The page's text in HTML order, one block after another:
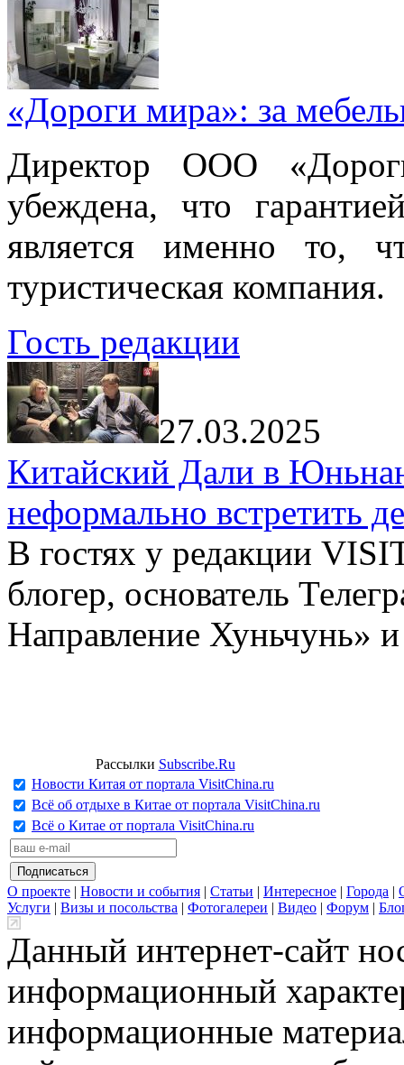
«Дороги мира»: за
Директор ООО
убеждена, что
является именно то,
туристическая компания.
Гость редакции
27.03.2025
Китайский Дали в
неформально встретить
В гостях у редакции
блогер, основатель
Направление Хуньчунь»
Рассылки Subscribe.Ru
Новости Китая от портала VisitChina.ru
Всё об отдыхе в Китае от портала VisitChina.ru
Всё о Китае от портала VisitChina.ru
О проекте | Новости и события | Статьи | Интересное | Города |
Услуги | Визы и посольства | Фотогалереи | Видео | Форум |
Данный интернет-сайт
информационный
информационные